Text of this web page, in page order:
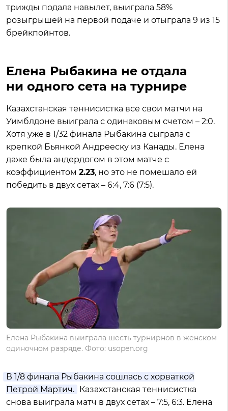
трижды подала навылет, выиграла 58%
розыгрышей на первой подаче и отыграла 9 из 15
брейкпойнтов.
Елена Рыбакина не отдала
ни одного сета на турнире
Казахстанская теннисистка все свои матчи на
Уимблдоне выиграла с одинаковым счетом – 2:0.
Хотя уже в 1/32 финала Рыбакина сыграла с
крепкой Бьянкой Андрееску из Канады. Елена
даже была андердогом в этом матче с
коэффициентом 2.23, но это не помешало ей
победить в двух сетах – 6:4, 7:6 (7:5).
Елена Рыбакина выиграла шесть турнирнов в женском
одиночном разряде. Фото: usopen.org
В 1/8 финала Рыбакина сошлась с хорваткой
Петрой Мартич. Казахстанская теннисистка
снова выиграла матч в двух сетах – 7:5, 6:3. Елена